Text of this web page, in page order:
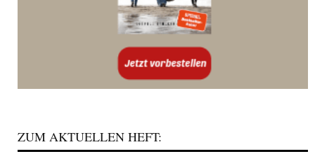
ZUM AKTUELLEN HEFT: